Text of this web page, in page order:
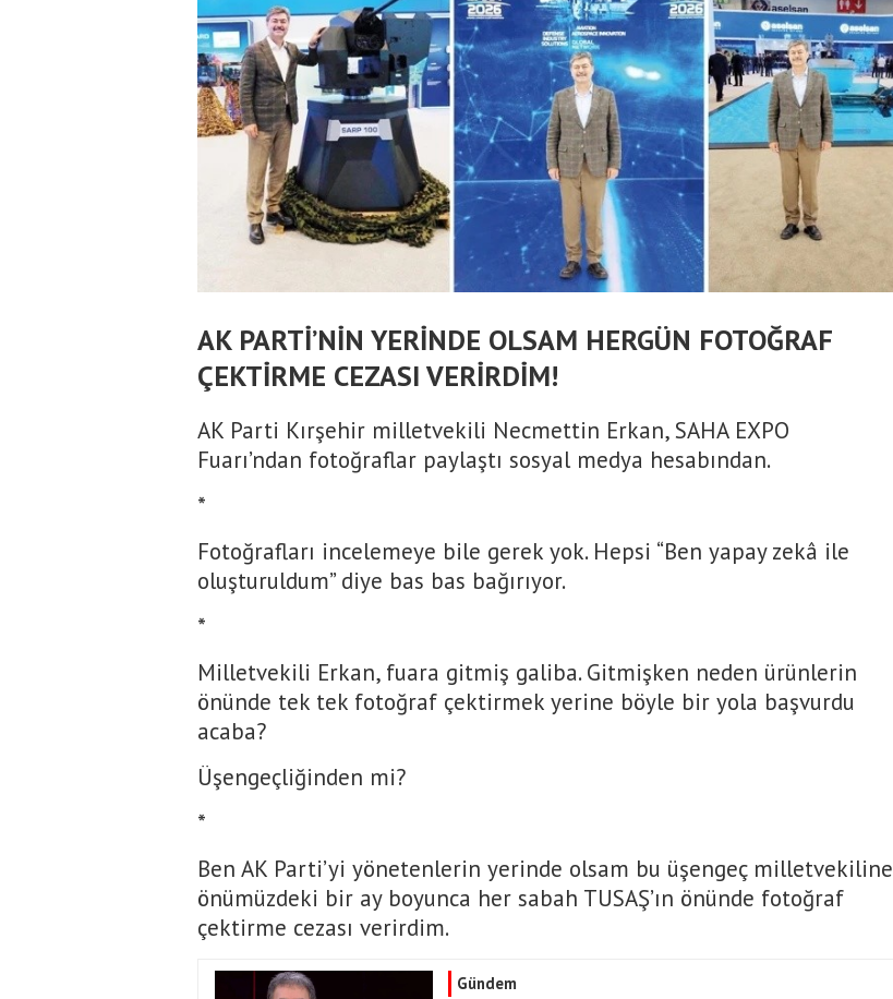
AK PARTİ’NİN YERİNDE OLSAM HERGÜN FOTOĞRAF
ÇEKTİRME CEZASI VERİRDİM!
AK Parti Kırşehir milletvekili Necmettin Erkan, SAHA EXPO
Fuarı’ndan fotoğraflar paylaştı sosyal medya hesabından.
*
Fotoğrafları incelemeye bile gerek yok. Hepsi “Ben yapay zekâ ile
oluşturuldum” diye bas bas bağırıyor.
*
Milletvekili Erkan, fuara gitmiş galiba. Gitmişken neden ürünlerin
önünde tek tek fotoğraf çektirmek yerine böyle bir yola başvurdu
acaba?
Üşengeçliğinden mi?
*
Ben AK Parti’yi yönetenlerin yerinde olsam bu üşengeç milletvekiline
önümüzdeki bir ay boyunca her sabah TUSAŞ’ın önünde fotoğraf
çektirme cezası verirdim.
Gündem